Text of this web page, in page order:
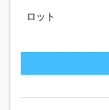
ロット